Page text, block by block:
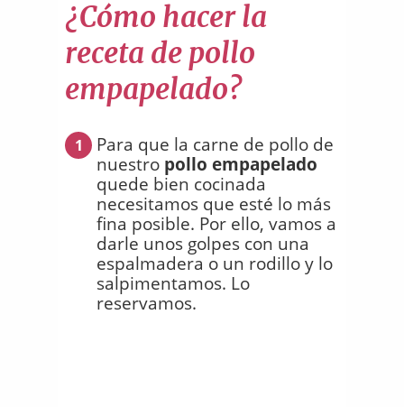
¿Cómo hacer la
receta de pollo
empapelado?
1
Para que la carne de pollo de
nuestro pollo empapelado
quede bien cocinada
necesitamos que esté lo más
fina posible. Por ello, vamos a
darle unos golpes con una
espalmadera o un rodillo y lo
salpimentamos. Lo
reservamos.